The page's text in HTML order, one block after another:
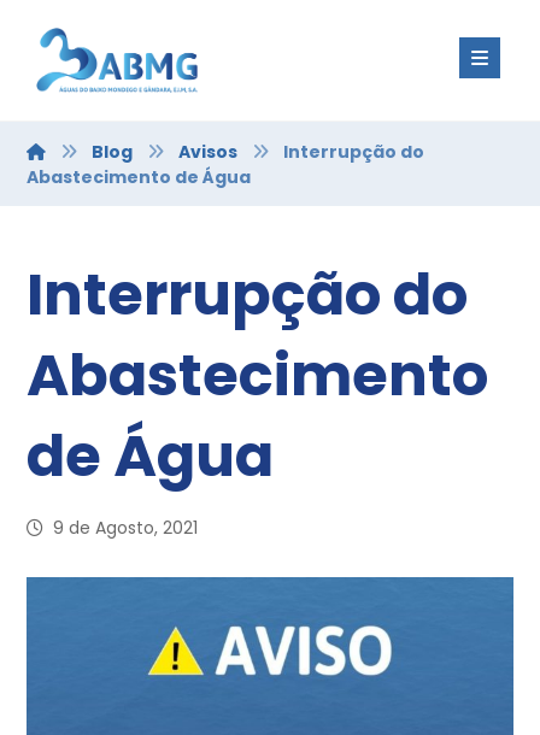
Blog Avisos
Interrupção do
Abastecimento de Água
Interrupção do
Abastecimento
de Água
9 de Agosto, 2021